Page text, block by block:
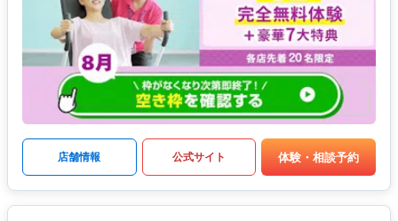
店舗情報 公式サイト 体験・相談予約